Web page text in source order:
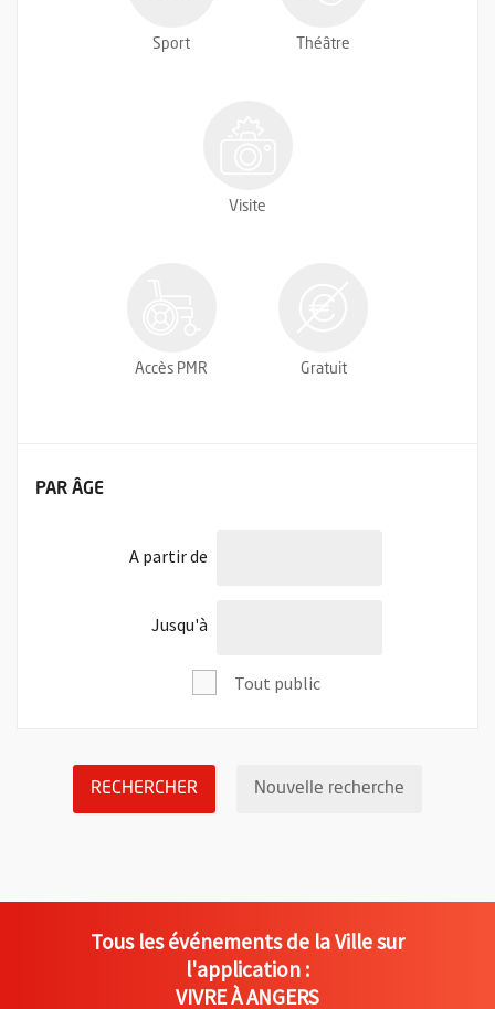
Sport Théâtre
Visite
Accès PMR Gratuit
FILTRER LES ÉVÉNEMENTS
PAR ÂGE
A partir del'âge de
Jusqu'àl'âge de
Tout public
RECHERCHER LANCER LA RECHERCHE DES
Nouvelle recherche
Tous les événements de la Ville sur
l'application :
VIVRE À ANGERS